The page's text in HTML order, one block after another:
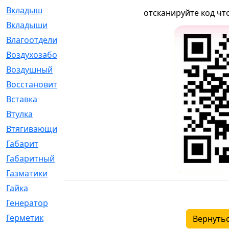
Вкладыш
Вкладыши
Влагоотделитель
Воздухозаборник
Воздушный
Восстановительный
Вставка
Втулка
Втягивающий
Габарит
Габаритный
Газматики
Гайка
Генератор
Герметик
отсканируйте код